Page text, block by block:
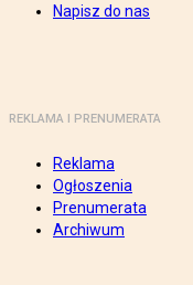
Napisz do nas
REKLAMA I PRENUMERATA
Reklama
Ogłoszenia
Prenumerata
Archiwum